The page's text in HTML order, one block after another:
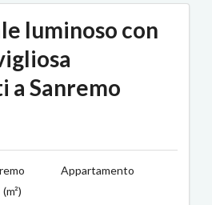
luminoso con
a Sanremo
Appartamento
(m²)